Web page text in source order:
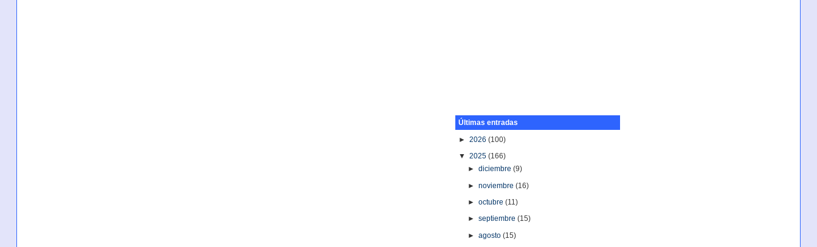
Últimas entradas
►2026(100)
▼2025(166)
►diciembre(9)
►noviembre(16)
►octubre(11)
►septiembre(15)
►agosto(15)